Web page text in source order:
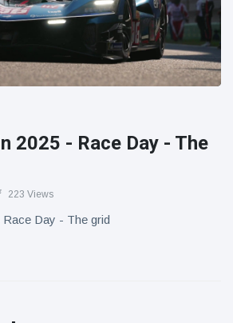
2025 - Race Day - The
223 Views
Day - The grid